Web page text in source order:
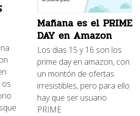
os
Mañana es el PRIME
DAY en Amazon
Los dias 15 y 16 son los
prime day en amazon, con
un montón de ofertas
irresistibles, pero para ello
hay que ser usuario
PRIME